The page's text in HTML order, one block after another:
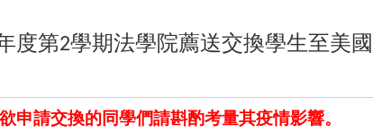
度第2學期法學院薦送交換學生至美
申請交換的同學們請斟酌考量其疫情影響。